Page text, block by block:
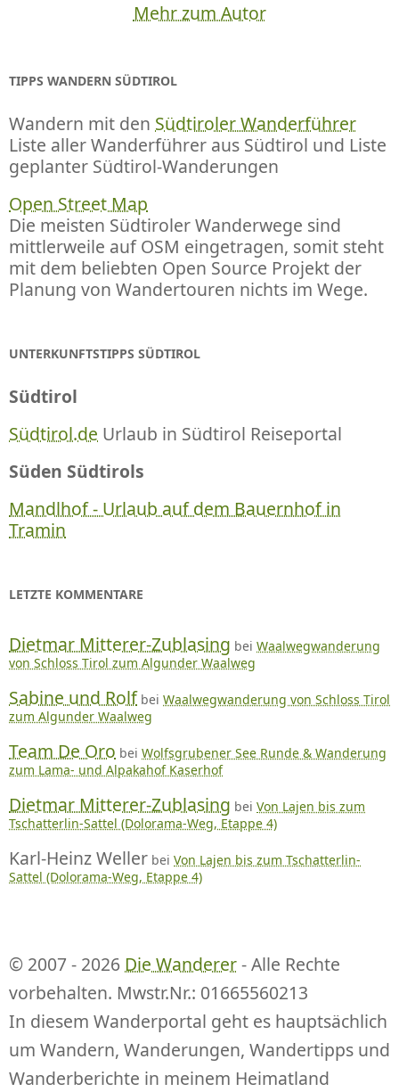
Mehr zum Autor
TIPPS WANDERN SÜDTIROL
Wandern mit den Südtiroler Wanderführer
Liste aller Wanderführer aus Südtirol und Liste
geplanter Südtirol-Wanderungen
Open Street Map
Die meisten Südtiroler Wanderwege sind
mittlerweile auf OSM eingetragen, somit steht
mit dem beliebten Open Source Projekt der
Planung von Wandertouren nichts im Wege.
UNTERKUNFTSTIPPS SÜDTIROL
Südtirol
Südtirol.de Urlaub in Südtirol Reiseportal
Süden Südtirols
Mandlhof - Urlaub auf dem Bauernhof in
Tramin
LETZTE KOMMENTARE
Dietmar Mitterer-Zublasing bei Waalwegwanderung
von Schloss Tirol zum Algunder Waalweg
Sabine und Rolf bei Waalwegwanderung von Schloss Tirol
zum Algunder Waalweg
Team De Oro bei Wolfsgrubener See Runde & Wanderung
zum Lama- und Alpakahof Kaserhof
Dietmar Mitterer-Zublasing bei Von Lajen bis zum
Tschatterlin-Sattel (Dolorama-Weg, Etappe 4)
Karl-Heinz Weller bei Von Lajen bis zum Tschatterlin-
Sattel (Dolorama-Weg, Etappe 4)
© 2007 - 2026 Die Wanderer- Alle Rechte
vorbehalten. Mwstr.Nr.: 01665560213
In diesem Wanderportal geht es hauptsächlich
um Wandern, Wanderungen, Wandertipps und
Wanderberichte in meinem Heimatland